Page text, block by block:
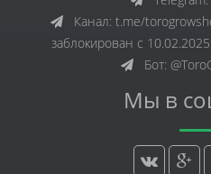
Канал: t.me/
заблокирован с
Бот:
Мы в